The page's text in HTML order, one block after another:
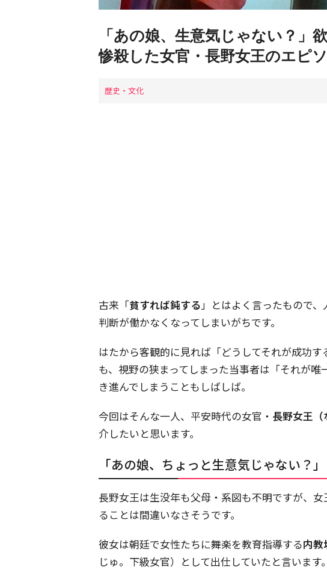
「あの娘、生意気じゃない？」
惨殺した女官・長野女王のエピ
歴史・文化
古来「貧すれば鈍する」とはよく言ったもので
判断が働かなくなってしまいがちです。
はたから客観的に見れば「どうしてそれが成功
も、視野の狭まってしまった当事者は「それが
き進んでしまうこともしばしば。
今回はそんな一人、平安時代の女官・ 長野女王（
介したいと思います。
「あの娘、ちょっと生意気じゃない？」
長野女王は生没年も父母・系図も不明ですが、
ることは間違いなさそうです。
彼女は朝廷で女性たちに舞楽を教育指導する内教
じゅ。下級女官）として出仕していたと言います。